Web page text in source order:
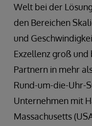
Welt bei der
den Bereichen
und
Exzellenz groß und
Partnern in mehr
Rund-um-die-Uhr-
Unternehmen mit
Massachusetts